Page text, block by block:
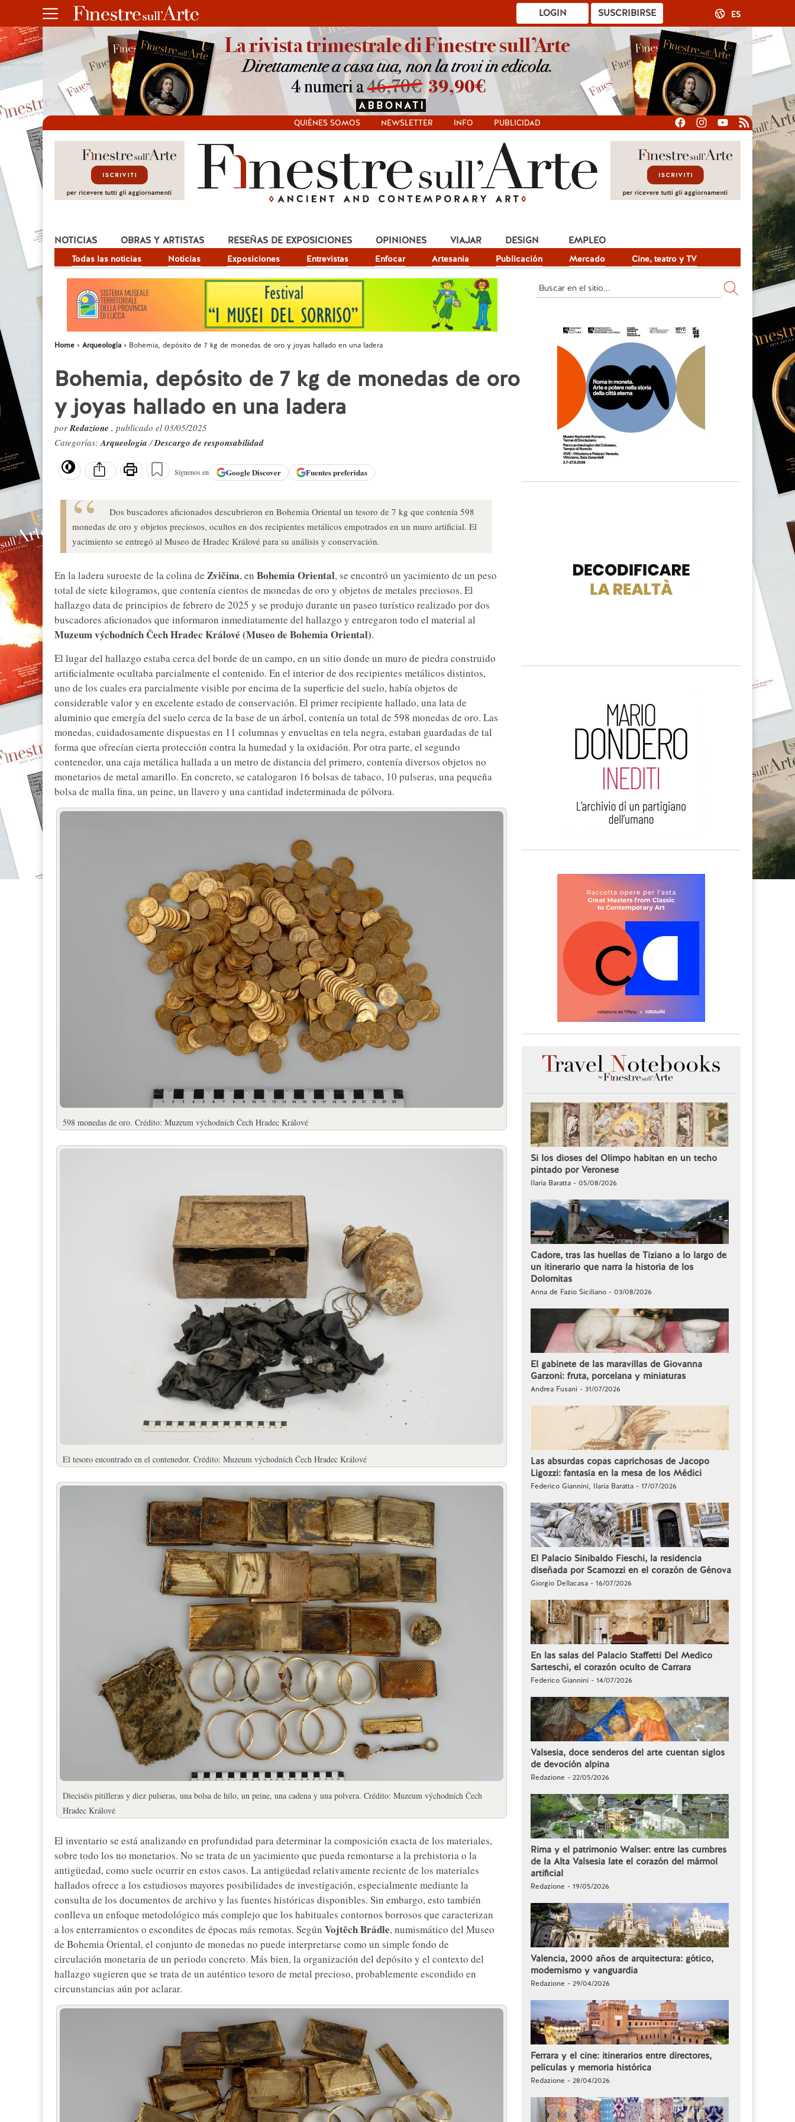
SUSCRIBIRSE
LOGIN ES
QUIÉNES SOMOS NEWSLETTER INFO PUBLICIDAD
NOTICIAS
Todas las noticias Noticias Exposiciones Entrevistas Enfocar Artesania Publicación Mercado Cine, teatro y TV
OBRAS Y ARTISTAS RESEÑAS DE EXPOSICIONES OPINIONES VIAJAR DESIGN EMPLEO
Home Arqueología Bohemia, depósito de 7 kg de monedas de oro y joyas hallado en una ladera
Bohemia, depósito de 7 kg de monedas de oro
y joyas hallado en una ladera
porRedazione , publicado el 03/05/2025
Categorías:Arqueología/Descargo de responsabilidad
Síguenos en GoogleDiscover Fuentes preferidas
Dos buscadores aficionados descubrieron en Bohemia Oriental un tesoro de 7 kg que contenía 598
monedas de oro y objetos preciosos, ocultos en dos recipientes metálicos empotrados en un muro artificial. El
yacimiento se entregó al Museo de Hradec Králové para su análisis y conservación.
En la ladera suroeste de la colina de Zvičina, en Bohemia Oriental, se encontró un yacimiento de un peso
total de siete kilogramos, que contenía cientos de monedas de oro y objetos de metales preciosos. El
hallazgo data de principios de febrero de 2025 y se produjo durante un paseo turístico realizado por dos
buscadores aficionados que informaron inmediatamente del hallazgo y entregaron todo el material al
Muzeum východních Čech Hradec Králové (Museo de Bohemia Oriental).
El lugar del hallazgo estaba cerca del borde de un campo, en un sitio donde un muro de piedra construido
artificialmente ocultaba parcialmente el contenido. En el interior de dos recipientes metálicos distintos,
uno de los cuales era parcialmente visible por encima de la superficie del suelo, había objetos de
considerable valor y en excelente estado de conservación. El primer recipiente hallado, una lata de
aluminio que emergía del suelo cerca de la base de un árbol, contenía un total de 598 monedas de oro. Las
monedas, cuidadosamente dispuestas en 11 columnas y envueltas en tela negra, estaban guardadas de tal
forma que ofrecían cierta protección contra la humedad y la oxidación. Por otra parte, el segundo
contenedor, una caja metálica hallada a un metro de distancia del primero, contenía diversos objetos no
monetarios de metal amarillo. En concreto, se catalogaron 16 bolsas de tabaco, 10 pulseras, una pequeña
bolsa de malla fina, un peine, un llavero y una cantidad indeterminada de pólvora.
598 monedas de oro. Crédito: Muzeum východních Čech Hradec Králové
El tesoro encontrado en el contenedor. Crédito: Muzeum východních Čech Hradec Králové
Dieciséis pitilleras y diez pulseras, una bolsa de hilo, un peine, una cadena y una polvera. Crédito: Muzeum východních Čech
Hradec Králové
El inventario se está analizando en profundidad para determinar la composición exacta de los materiales,
sobre todo los no monetarios. No se trata de un yacimiento que pueda remontarse a la prehistoria o la
antigüedad, como suele ocurrir en estos casos. La antigüedad relativamente reciente de los materiales
hallados ofrece a los estudiosos mayores posibilidades de investigación, especialmente mediante la
consulta de los documentos de archivo y las fuentes históricas disponibles. Sin embargo, esto también
conlleva un enfoque metodológico más complejo que los habituales contornos borrosos que caracterizan
a los enterramientos o escondites de épocas más remotas. Según Vojtěch Brádle, numismático del Museo
de Bohemia Oriental, el conjunto de monedas no puede interpretarse como un simple fondo de
circulación monetaria de un periodo concreto. Más bien, la organización del depósito y el contexto del
hallazgo sugieren que se trata de un auténtico tesoro de metal precioso, probablemente escondido en
circunstancias aún por aclarar.
Si los dioses del Olimpo habitan en un techo
pintado por Veronese
Ilaria Baratta - 05/08/2026
Cadore, tras las huellas de Tiziano a lo largo de
un itinerario que narra la historia de los
Dolomitas
Anna de Fazio Siciliano - 03/08/2026
El gabinete de las maravillas de Giovanna
Garzoni: fruta, porcelana y miniaturas
Andrea Fusani - 31/07/2026
Las absurdas copas caprichosas de Jacopo
Ligozzi: fantasía en la mesa de los Médici
Federico Giannini, Ilaria Baratta - 17/07/2026
El Palacio Sinibaldo Fieschi, la residencia
diseñada por Scamozzi en el corazón de Génova
Giorgio Dellacasa - 16/07/2026
En las salas del Palacio Staffetti Del Medico
Sarteschi, el corazón oculto de Carrara
Federico Giannini - 14/07/2026
Valsesia, doce senderos del arte cuentan siglos
de devoción alpina
Redazione - 22/05/2026
Rima y el patrimonio Walser: entre las cumbres
de la Alta Valsesia late el corazón del mármol
artificial
Redazione - 19/05/2026
Valencia, 2000 años de arquitectura: gótico,
modernismo y vanguardia
Redazione - 29/04/2026
Ferrara y el cine: itinerarios entre directores,
películas y memoria histórica
Redazione - 28/04/2026